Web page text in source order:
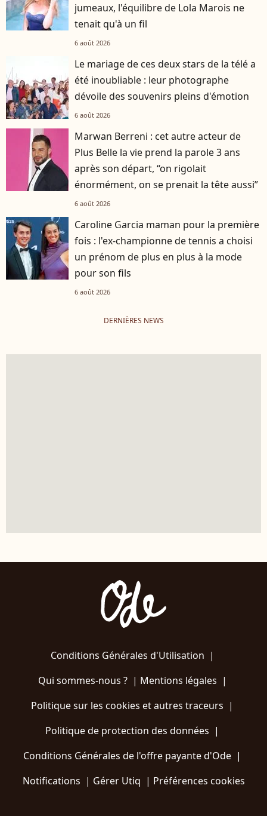
jumeaux, l'équilibre de Lola Marois ne
tenait qu'à un fil
6 août 2026
Le mariage de ces deux stars de la télé a
été inoubliable : leur photographe
dévoile des souvenirs pleins d'émotion
6 août 2026
Marwan Berreni : cet autre acteur de
Plus Belle la vie prend la parole 3 ans
après son départ, “on rigolait
énormément, on se prenait la tête aussi”
6 août 2026
Caroline Garcia maman pour la première
fois : l'ex-championne de tennis a choisi
un prénom de plus en plus à la mode
pour son fils
6 août 2026
DERNIÈRES NEWS
Conditions Générales d'Utilisation |
Qui sommes-nous ?| Mentions légales |
Politique sur les cookies et autres traceurs |
Politique de protection des données |
Conditions Générales de l'offre payante d'Ode |
Notifications | Gérer Utiq | Préférences cookies